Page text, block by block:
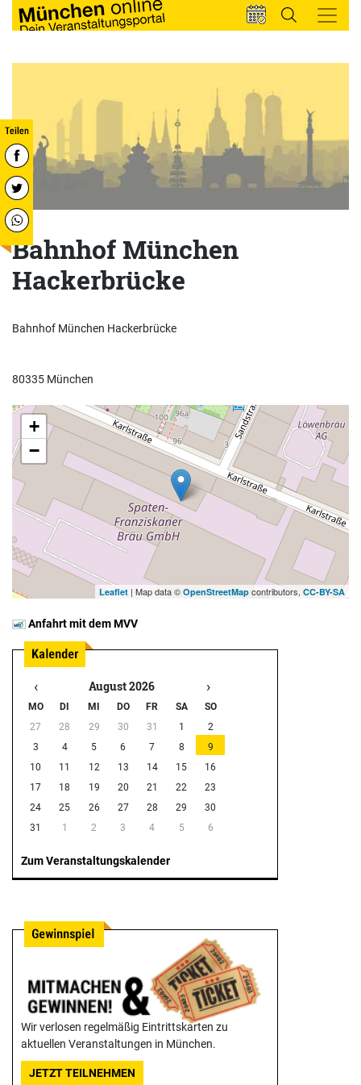
Bahnhof München
Hackerbrücke
Bahnhof München Hackerbrücke
80335 München
+
−
Leaflet | Map data © OpenStreetMap contributors, CC-BY-SA
Anfahrt mit dem MVV
‹ August 2026 ›
MO DI MI DO FR SA
SO
27
28 29 30 31 1
2
3
4 5 6 7 8
9
10
11 12 13 14 15
16
17
18 19 20 21 22
23
24
25 26 27 28 29
30
31
1 2 3 4 5 6
Zum Veranstaltungskalender
Wir verlosen regelmäßig Eintrittskarten zu
aktuellen Veranstaltungen in München.
JETZT TEILNEHMEN